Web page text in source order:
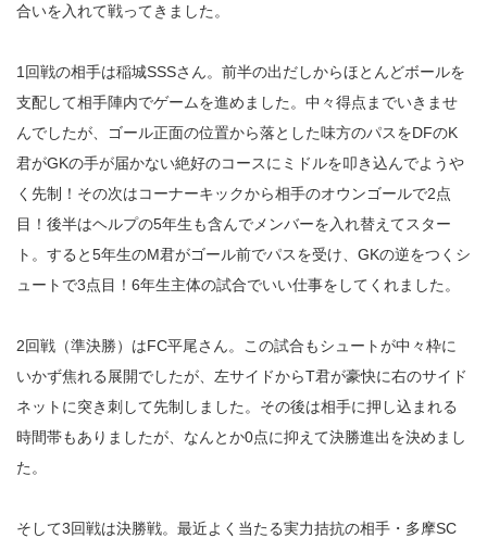
合いを入れて戦ってきました。
1回戦の相手は稲城SSSさん。前半の出だしからほとんどボールを
支配して相手陣内でゲームを進めました。中々得点までいきませ
んでしたが、ゴール正面の位置から落とした味方のパスをDFのK
君がGKの手が届かない絶好のコースにミドルを叩き込んでようや
く先制！その次はコーナーキックから相手のオウンゴールで2点
目！後半はヘルプの5年生も含んでメンバーを入れ替えてスター
ト。すると5年生のM君がゴール前でパスを受け、GKの逆をつくシ
ュートで3点目！6年生主体の試合でいい仕事をしてくれました。
2回戦（準決勝）はFC平尾さん。この試合もシュートが中々枠に
いかず焦れる展開でしたが、左サイドからT君が豪快に右のサイド
ネットに突き刺して先制しました。その後は相手に押し込まれる
時間帯もありましたが、なんとか0点に抑えて決勝進出を決めまし
た。
そして3回戦は決勝戦。最近よく当たる実力拮抗の相手・多摩SC